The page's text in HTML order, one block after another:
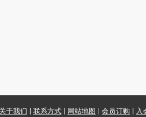
关于我们 联系方式 网站地图 会员订购
入